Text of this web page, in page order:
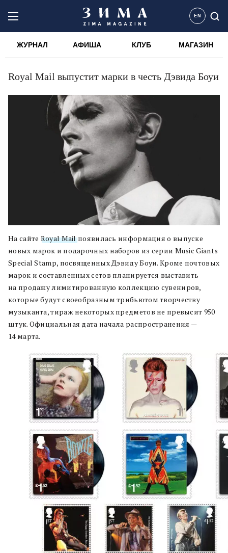
EN
ЖУРНАЛ АФИША КЛУБ МАГАЗИН
Royal Mail выпустит марки в честь Дэвида Боуи
На сайте Royal Mailпоявилась информация о выпуске
новых марок и подарочных наборов из серии Music Giants
Special Stamp, посвященных Дэвиду Боуи. Кроме почтовых
марок и составленных сетов планируется выставить
на продажу лимитированную коллекцию сувениров,
которые будут своеобразным трибьютом творчеству
музыканта, тираж некоторых предметов не превысит 950
штук. Официальная дата начала распространения —
14 марта.